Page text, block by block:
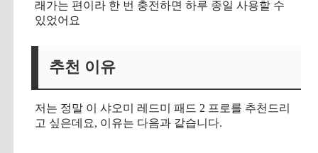
래가는 편이라 한 번 충전하면 하루 종일 사용할 수
있었어요
추천 이유
저는 정말 이 샤오미 레드미 패드 2 프로를 추천드리
고 싶은데요, 이유는 다음과 같습니다.